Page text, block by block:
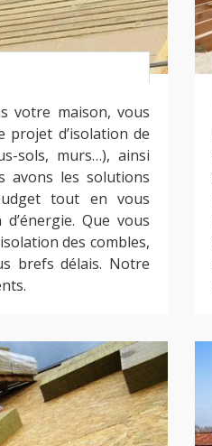
votre maison, vous
d’isolation de
sols, murs…), ainsi
avons les solutions
tout en vous
Que vous
des combles,
brefs délais. Notre